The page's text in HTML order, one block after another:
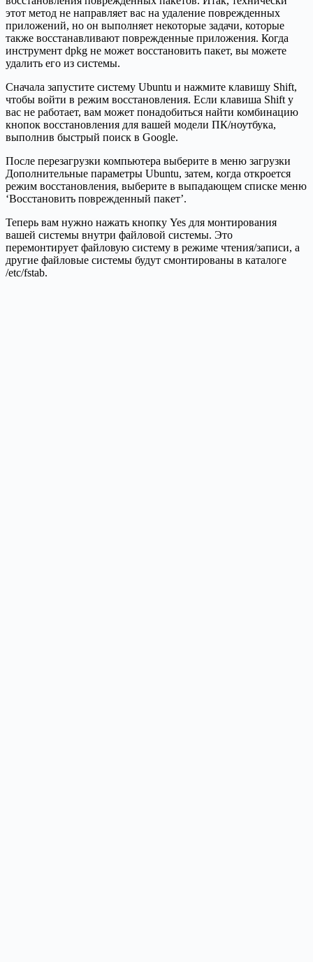
этот метод не направляет вас на удаление поврежденных
приложений, но он выполняет некоторые задачи, которые
также восстанавливают поврежденные приложения. Когда
инструмент dpkg не может восстановить пакет, вы можете
удалить его из системы.
Сначала запустите систему Ubuntu и нажмите клавишу Shift,
чтобы войти в режим восстановления. Если клавиша Shift у
вас не работает, вам может понадобиться найти комбинацию
кнопок восстановления для вашей модели ПК/ноутбука,
выполнив быстрый поиск в Google.
После перезагрузки компьютера выберите в меню загрузки
Дополнительные параметры Ubuntu, затем, когда откроется
режим восстановления, выберите в выпадающем списке меню
‘Восстановить поврежденный пакет’.
Теперь вам нужно нажать кнопку Yes для монтирования
вашей системы внутри файловой системы. Это
перемонтирует файловую систему в режиме чтения/записи, а
другие файловые системы будут смонтированы в каталоге
/etc/fstab.